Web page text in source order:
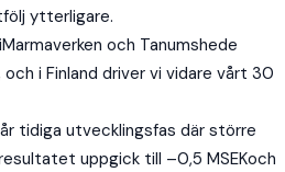
ytterligare.
och Tanumshede
i Finland driver vi vidare vårt 30
tidiga utvecklingsfas där större
uppgick till –0,5 MSEKoch